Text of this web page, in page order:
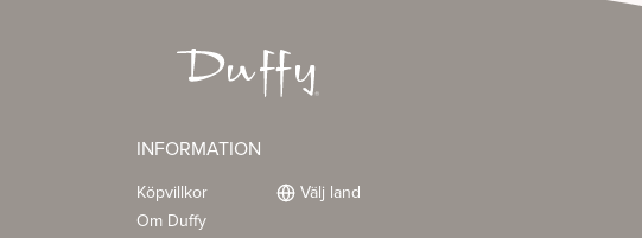
INFORMATION
Köpvillkor
Om Duffy
Välj land